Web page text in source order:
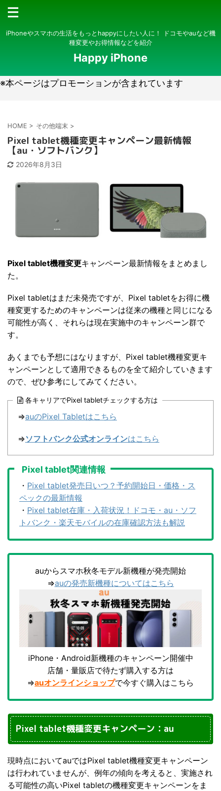
iPhoneやスマホの生活をもっとhappyにしたい人に！ ドコモやauなど機
種変更やお得情報などを紹介
Happy iPhone
※本ページはプロモーションが含まれています
HOME > その他端末 >
Pixel tablet機種変更キャンペーン最新情報
【au・ソフトバンク】
2026年8月3日
Pixel tablet機種変更キャンペーン最新情報をまとめまし
た。
Pixel tabletはまだ未発売ですが、Pixel tabletをお得に機
種変更するためのキャンペーンは従来の機種と同じになる
可能性が高く、それらは現在実施中のキャンペーン群で
す。
あくまでも予想にはなりますが、Pixel tablet機種変更キ
ャンペーンとして適用できるものを全て紹介していきます
ので、ぜひ参考にしてみてください。
各キャリアでPixel tabletチェックする方は
⇒auのPixel Tabletはこちら
⇒ソフトバンク公式オンラインはこちら
Pixel tablet関連情報
・ Pixel tablet発売日いつ？予約開始日・価格・ス
ペックの最新情報
・ Pixel tablet在庫・入荷状況！ドコモ・au・ソフ
トバンク・楽天モバイルの在庫確認方法も解説
auからスマホ秋冬モデル新機種が発売開始
⇒auの発売新機種についてはこちら
iPhone・Android新機種のキャンペーン開催中
店舗・量販店で待たず購入する方は
⇒auオンラインショップで今すぐ購入はこちら
Pixel tablet機種変更キャンペーン：au
現時点においてauではPixel tablet機種変更キャンペーン
は行われていませんが、例年の傾向を考えると、実施され
る可能性の高いPixel tabletの機種変更キャンペーンをま